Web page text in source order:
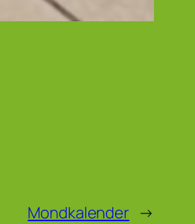
Mondkalender →